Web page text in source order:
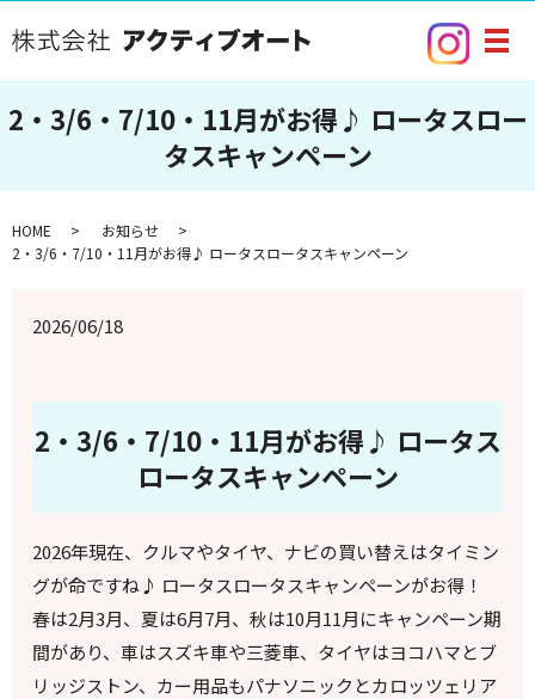
メ
2・3/6・7/10・11月がお得♪ ロータスロー
タスキャンペーン
HOME
お知らせ
2・3/6・7/10・11月がお得♪ ロータスロータスキャンペーン
2026/06/18
2・3/6・7/10・11月がお得♪ ロータス
ロータスキャンペーン
2026年現在、クルマやタイヤ、ナビの買い替えはタイミン
グが命ですね♪ ロータスロータスキャンペーンがお得！
春は2月3月、夏は6月7月、秋は10月11月にキャンペーン期
間があり、車はスズキ車や三菱車、タイヤはヨコハマとブ
リッジストン、カー用品もパナソニックとカロッツェリア